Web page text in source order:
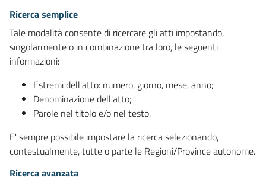
Ricerca semplice
Tale modalità consente di ricercare gli atti impostando,
singolarmente o in combinazione tra loro, le seguenti
informazioni:
Estremi dell'atto: numero, giorno, mese, anno;
Denominazione dell'atto;
Parole nel titolo e/o nel testo.
E' sempre possibile impostare la ricerca selezionando,
contestualmente, tutte o parte le Regioni/Province autonome.
Ricerca avanzata